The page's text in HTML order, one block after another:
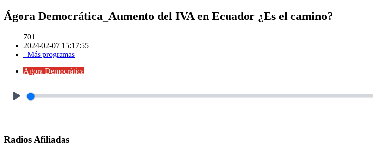
Ágora Democrática_Aumento del IVA en Ecuador ¿Es el camino?
701
2024-02-07 15:17:55
Más programas
Ágora Democrática
Radios Afiliadas